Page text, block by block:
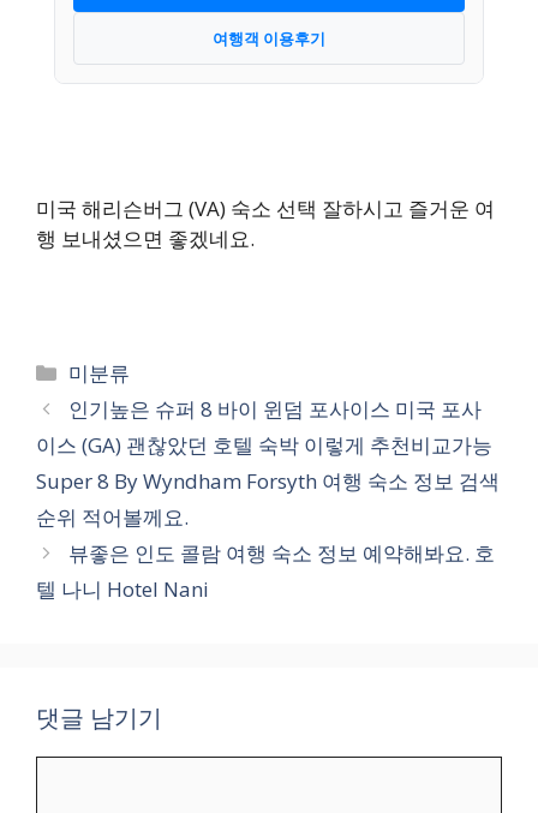
여행객 이용후기
미국 해리슨버그 (VA) 숙소 선택 잘하시고 즐거운 여
행 보내셨으면 좋겠네요.
카
테
고
리
미분류
인기높은 슈퍼 8 바이 윈덤 포사이스 미국 포사
이스 (GA) 괜찮았던 호텔 숙박 이렇게 추천비교가능
Super 8 By Wyndham Forsyth 여행 숙소 정보 검색
순위 적어볼께요.
뷰좋은 인도 콜람 여행 숙소 정보 예약해봐요. 호
텔 나니 Hotel Nani
댓글 남기기